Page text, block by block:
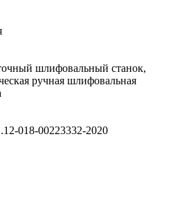
шлифовальный станок,
ручная шлифовальная
018-00223332-2020